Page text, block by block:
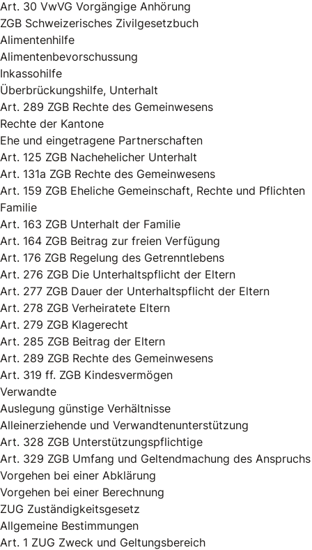
Art. 30 VwVG Vorgängige Anhörung
ZGB Schweizerisches Zivilgesetzbuch
Alimentenhilfe
Alimentenbevorschussung
Inkassohilfe
Überbrückungshilfe, Unterhalt
Art. 289 ZGB Rechte des Gemeinwesens
Rechte der Kantone
Ehe und eingetragene Partnerschaften
Art. 125 ZGB Nachehelicher Unterhalt
Art. 131a ZGB Rechte des Gemeinwesens
Art. 159 ZGB Eheliche Gemeinschaft, Rechte und Pflichten
Familie
Art. 163 ZGB Unterhalt der Familie
Art. 164 ZGB Beitrag zur freien Verfügung
Art. 176 ZGB Regelung des Getrenntlebens
Art. 276 ZGB Die Unterhaltspflicht der Eltern
Art. 277 ZGB Dauer der Unterhaltspflicht der Eltern
Art. 278 ZGB Verheiratete Eltern
Art. 279 ZGB Klagerecht
Art. 285 ZGB Beitrag der Eltern
Art. 289 ZGB Rechte des Gemeinwesens
Art. 319 ff. ZGB Kindesvermögen
Verwandte
Auslegung günstige Verhältnisse
Alleinerziehende und Verwandtenunterstützung
Art. 328 ZGB Unterstützungspflichtige
Art. 329 ZGB Umfang und Geltendmachung des Anspruchs
Vorgehen bei einer Abklärung
Vorgehen bei einer Berechnung
ZUG Zuständigkeitsgesetz
Allgemeine Bestimmungen
Art. 1 ZUG Zweck und Geltungsbereich